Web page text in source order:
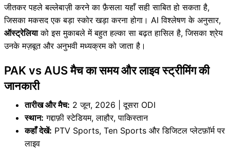
जीतकर पहले बल्लेबाज़ी करने का फ़ैसला यहाँ सही साबित हो सकता है,
जिसका मकसद एक बड़ा स्कोर खड़ा करना होगा। AI विश्लेषण के अनुसार,
ऑस्ट्रेलियाको इस मुकाबले में बहुत हल्का सा बढ़त हासिल है, जिसका श्रेय
उनके मज़बूत और अनुभवी मध्यक्रम को जाता है।
PAK vs AUS मैच का समय और लाइव स्ट्रीमिंग की
जानकारी
तारीख और मैच: 2 जून, 2026 | दूसरा ODI
स्थान: गद्दाफ़ी स्टेडियम, लाहौर, पाकिस्तान
कहाँ देखें: PTV Sports, Ten Sports और डिजिटल प्लेटफ़ॉर्म पर
लाइव